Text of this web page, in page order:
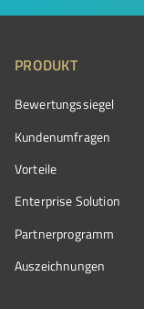
PRODUKT
Bewertungssiegel
Kundenumfragen
Vorteile
Enterprise Solution
Partnerprogramm
Auszeichnungen